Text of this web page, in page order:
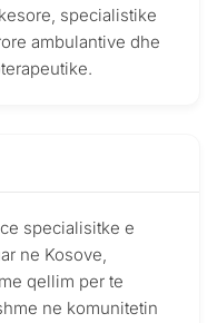
specialistike
ambulantive dhe
specialisitke e
ne Kosove,
qellim per te
ne komunitetin